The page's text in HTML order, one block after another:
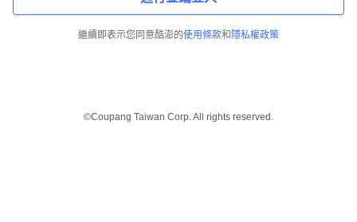
繼續即表示您同意酷澎的使用條款和 隱私權政策
©Coupang Taiwan Corp. All rights reserved.